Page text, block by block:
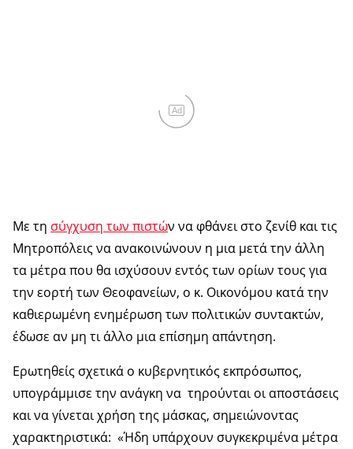
Ad
Με τη σύγχυση των πιστών να φθάνει στο ζενίθ και τις
Μητροπόλεις να ανακοινώνουν η μια μετά την άλλη
τα μέτρα που θα ισχύσουν εντός των ορίων τους για
την εορτή των Θεοφανείων, ο κ. Οικονόμου κατά την
καθιερωμένη ενημέρωση των πολιτικών συντακτών,
έδωσε αν μη τι άλλο μια επίσημη απάντηση.
Ερωτηθείς σχετικά ο κυβερνητικός εκπρόσωπος,
υπογράμμισε την ανάγκη να τηρούνται οι αποστάσεις
και να γίνεται χρήση της μάσκας, σημειώνοντας
χαρακτηριστικά: «Ήδη υπάρχουν συγκεκριμένα μέτρα